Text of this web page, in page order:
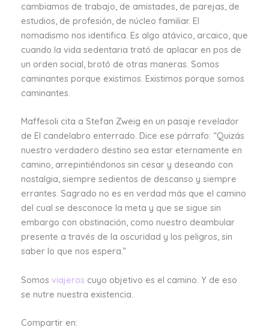
cambiamos de trabajo, de amistades, de parejas, de
estudios, de profesión, de núcleo familiar. El
nomadismo nos identifica. Es algo atávico, arcaico, que
cuando la vida sedentaria trató de aplacar en pos de
un orden social, brotó de otras maneras. Somos
caminantes porque existimos. Existimos porque somos
caminantes.
Maffesoli cita a Stefan Zweig en un pasaje revelador
de El candelabro enterrado. Dice ese párrafo: “Quizás
nuestro verdadero destino sea estar eternamente en
camino, arrepintiéndonos sin cesar y deseando con
nostalgia, siempre sedientos de descanso y siempre
errantes. Sagrado no es en verdad más que el camino
del cual se desconoce la meta y que se sigue sin
embargo con obstinación, como nuestro deambular
presente a través de la oscuridad y los peligros, sin
saber lo que nos espera.”
Somos viajeros cuyo objetivo es el camino. Y de eso
se nutre nuestra existencia.
Compartir en: